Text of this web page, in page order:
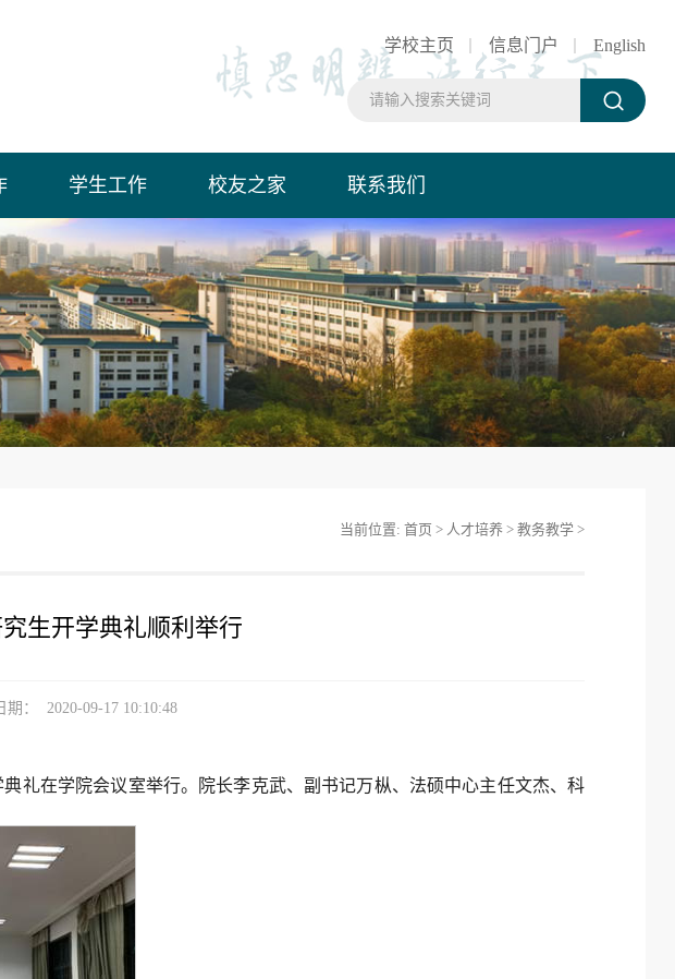
学校主页 信息门户 English
学生工作 校友之家 联系我们
当前位置:首页 > 人才培养 >教务教学 >
生开学典礼顺利举行
期： 2020-09-17 10:10:48
礼在学院会议室举行。院长李克武、副书记万枞、法硕中心主任文杰、科